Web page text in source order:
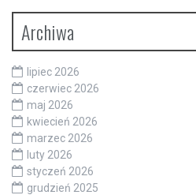
Archiwa
lipiec 2026
czerwiec 2026
maj 2026
kwiecień 2026
marzec 2026
luty 2026
styczeń 2026
grudzień 2025